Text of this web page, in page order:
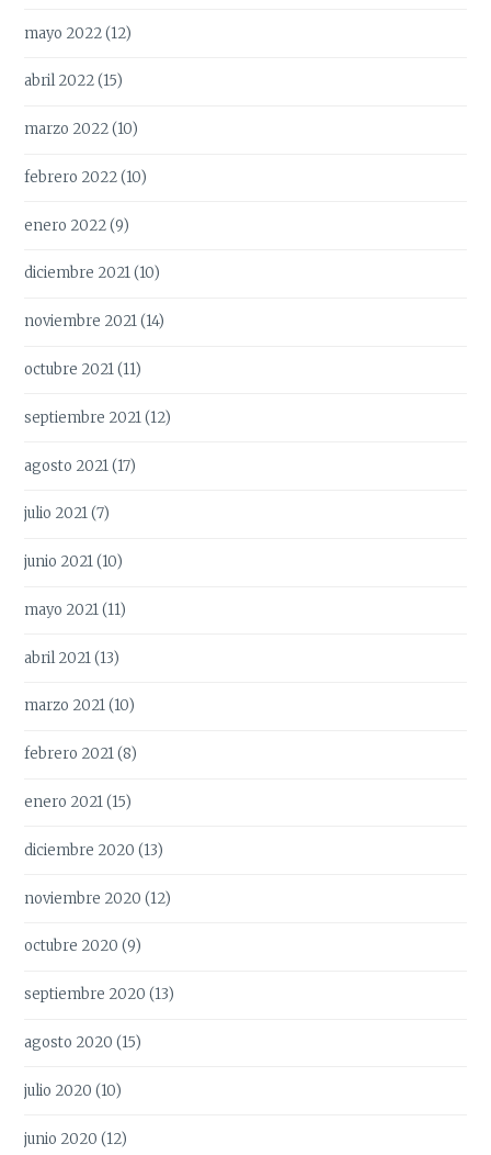
mayo 2022(12)
abril 2022(15)
marzo 2022(10)
febrero 2022(10)
enero 2022(9)
diciembre 2021(10)
noviembre 2021(14)
octubre 2021(11)
septiembre 2021(12)
agosto 2021(17)
julio 2021(7)
junio 2021(10)
mayo 2021(11)
abril 2021(13)
marzo 2021(10)
febrero 2021(8)
enero 2021(15)
diciembre 2020 (13)
noviembre 2020 (12)
octubre 2020 (9)
septiembre 2020 (13)
agosto 2020 (15)
julio 2020 (10)
junio 2020 (12)